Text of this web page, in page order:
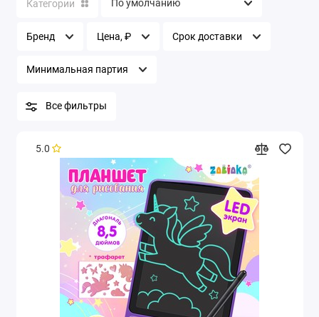
Категории
Бренд Цена, ₽ Срок доставки
Минимальная партия
Все фильтры
5.0